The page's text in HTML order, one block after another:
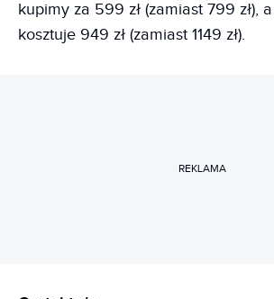
kupimy za 599 zł (zamiast 799 zł),
kosztuje 949 zł (zamiast 1149 zł).
REKLAMA